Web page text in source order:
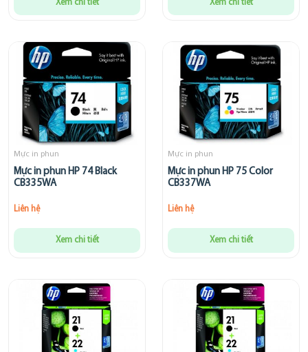
Xem chi tiết Xem chi tiết
Mực in phun
Mực in phun HP 74 Black
CB335WA
Liên hệ
Xem chi tiết
Mực in phun
Mực in phun HP 75 Color
CB337WA
Liên hệ
Xem chi tiết